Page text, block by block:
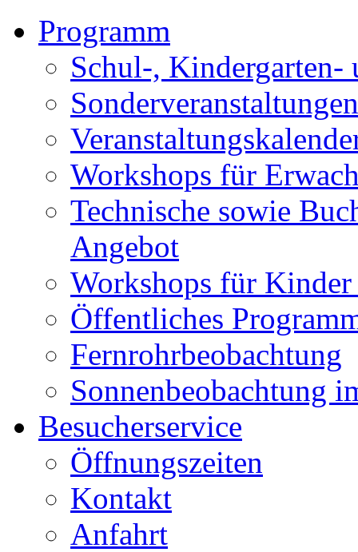
Programm
Schul-, Kindergarten-
Sonderveranstaltungen
Workshops für
Technische sowie
Angebot
Workshops für
Öffentliches
Fernrohrbeobachtung
Sonnenbeobachtung
Besucherservice
Öffnungszeiten
Kontakt
Anfahrt